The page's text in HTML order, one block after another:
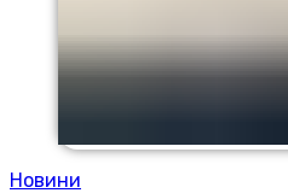
Новини